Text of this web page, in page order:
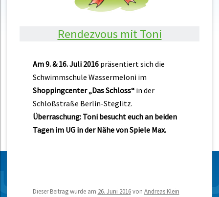
Rendezvous mit Toni
Am 9. & 16. Juli 2016präsentiert sich die
Schwimmschule Wassermeloni im
Shoppingcenter „Das Schloss“ in der
Schloßstraße Berlin-Steglitz.
Überraschung: Toni besucht euch an beiden
Tagen im UG in der Nähe von Spiele Max.
Dieser Beitrag wurde am 26. Juni 2016von Andreas Klein